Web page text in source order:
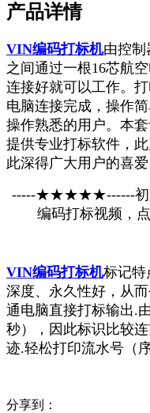
产品详情
VIN编码打标机由控制
之间通过一根16芯航
连接好就可以工作。
电脑连接完成，操作
操作熟悉的用户。本
提供专业打标软件，
此深得广大用户的喜爱
-----★★★★★------初
编码打标视频，
VIN编码打标机标记特
深度、永久性好，从
通电脑直接打标输出.
秒），因此标识比较
迹.轻松打印流水号（序
分享到：